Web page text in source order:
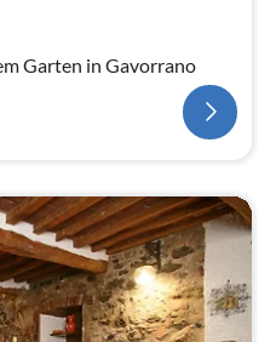
Garten in Gavorrano